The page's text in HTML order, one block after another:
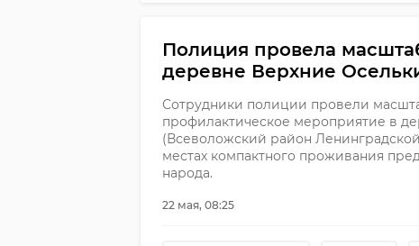
Полиция провела
деревне Верхние
Сотрудники полиции провели
профилактическое мероприятие в
(Всеволожский район
местах компактного проживания
народа.
22 мая, 08:25